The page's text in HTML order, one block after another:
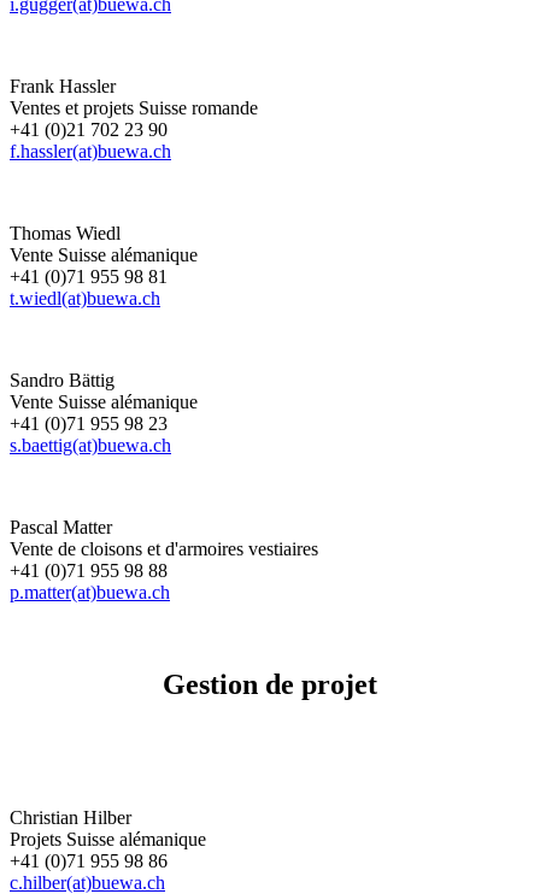
i.gugger(at)buewa.ch
Frank Hassler
Ventes et projets Suisse romande
+41 (0)21 702 23 90
f.hassler(at)buewa.ch
Thomas Wiedl
Vente Suisse alémanique
+41 (0)71 955 98 81
t.wiedl(at)buewa.ch
Sandro Bättig
Vente Suisse alémanique
+41 (0)71 955 98 23
s.baettig(at)buewa.ch
Pascal Matter
Vente de cloisons et d'armoires vestiaires
+41 (0)71 955 98 88
p.matter(at)buewa.ch
Gestion de projet
Christian Hilber
Projets Suisse alémanique
+41 (0)71 955 98 86
c.hilber(at)buewa.ch